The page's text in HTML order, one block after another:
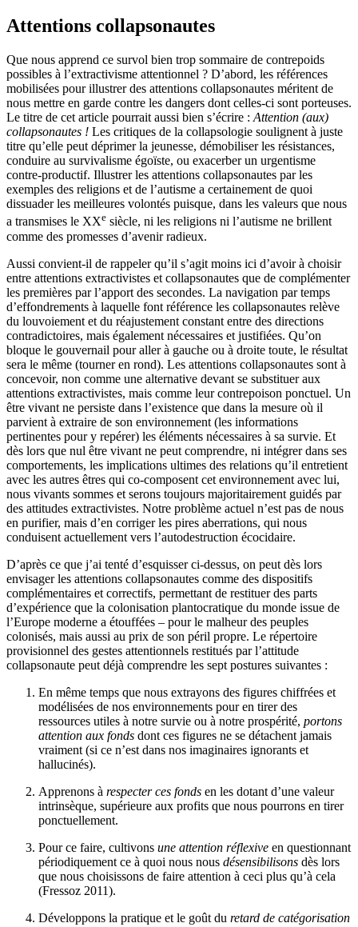
Attentions collapsonautes
Que nous apprend ce survol bien trop sommaire de contrepoids
possibles à l’extractivisme attentionnel ? D’abord, les références
mobilisées pour illustrer des attentions collapsonautes méritent de
nous mettre en garde contre les dangers dont celles-ci sont porteuses.
Le titre de cet article pourrait aussi bien s’écrire : Attention (aux)
collapsonautes ! Les critiques de la collapsologie soulignent à juste
titre qu’elle peut déprimer la jeunesse, démobiliser les résistances,
conduire au survivalisme égoïste, ou exacerber un urgentisme
contre-productif. Illustrer les attentions collapsonautes par les
exemples des religions et de l’autisme a certainement de quoi
dissuader les meilleures volontés puisque, dans les valeurs que nous
a transmises le XXe siècle, ni les religions ni l’autisme ne brillent
comme des promesses d’avenir radieux.
Aussi convient-il de rappeler qu’il s’agit moins ici d’avoir à choisir
entre attentions extractivistes et collapsonautes que de complémenter
les premières par l’apport des secondes. La navigation par temps
d’effondrements à laquelle font référence les collapsonautes relève
du louvoiement et du réajustement constant entre des directions
contradictoires, mais également nécessaires et justifiées. Qu’on
bloque le gouvernail pour aller à gauche ou à droite toute, le résultat
sera le même (tourner en rond). Les attentions collapsonautes sont à
concevoir, non comme une alternative devant se substituer aux
attentions extractivistes, mais comme leur contrepoison ponctuel. Un
être vivant ne persiste dans l’existence que dans la mesure où il
parvient à extraire de son environnement (les informations
pertinentes pour y repérer) les éléments nécessaires à sa survie. Et
dès lors que nul être vivant ne peut comprendre, ni intégrer dans ses
comportements, les implications ultimes des relations qu’il entretient
avec les autres êtres qui co-composent cet environnement avec lui,
nous vivants sommes et serons toujours majoritairement guidés par
des attitudes extractivistes. Notre problème actuel n’est pas de nous
en purifier, mais d’en corriger les pires aberrations, qui nous
conduisent actuellement vers l’autodestruction écocidaire.
D’après ce que j’ai tenté d’esquisser ci-dessus, on peut dès lors
envisager les attentions collapsonautes comme des dispositifs
complémentaires et correctifs, permettant de restituer des parts
d’expérience que la colonisation plantocratique du monde issue de
l’Europe moderne a étouffées – pour le malheur des peuples
colonisés, mais aussi au prix de son péril propre. Le répertoire
provisionnel des gestes attentionnels restitués par l’attitude
collapsonaute peut déjà comprendre les sept postures suivantes :
En même temps que nous extrayons des figures chiffrées et
modélisées de nos environnements pour en tirer des
ressources utiles à notre survie ou à notre prospérité, portons
attention aux fonds dont ces figures ne se détachent jamais
vraiment (si ce n’est dans nos imaginaires ignorants et
hallucinés).
Apprenons à respecter ces fonds en les dotant d’une valeur
intrinsèque, supérieure aux profits que nous pourrons en tirer
ponctuellement.
Pour ce faire, cultivons une attention réflexive en questionnant
périodiquement ce à quoi nous nous désensibilisons dès lors
que nous choisissons de faire attention à ceci plus qu’à cela
(Fressoz 2011).
Développons la pratique et le goût du retard de catégorisation